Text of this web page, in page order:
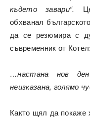
където завари“.
обхванал
да се резюмира с
съвременник от Котел:
…настана нов
неизказана, голямо
Както щял да покаже